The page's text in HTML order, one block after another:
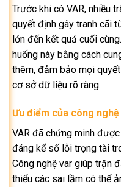
Trước khi có VAR, nhiều
quyết định gây tranh cãi
lớn đến kết quả cuối
huống này bằng cách
thêm, đảm bảo mọi
cơ sở dữ liệu rõ ràng.
Ưu điểm của công nghệ
VAR đã chứng minh
đáng kể số lỗi trọng tài
Công nghệ var giúp trận
thiểu các sai lầm có thể